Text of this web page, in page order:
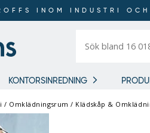
INOM INDUSTRI
bland
KONTORSINREDNING
/ Omklädningsrum / Klädskåp &